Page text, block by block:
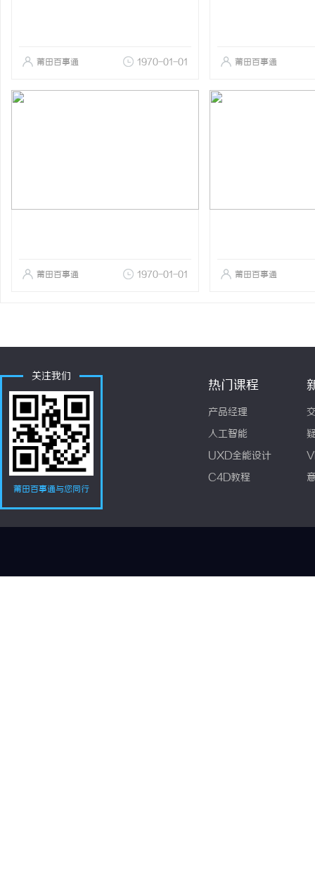
莆田百事通 1970-01-01 莆田百事通
莆田百事通 1970-01-01 莆田百事通
关注我们
莆田百事通与您同行
热门课程
产品经理
人工智能
UXD全能设计
C4D教程